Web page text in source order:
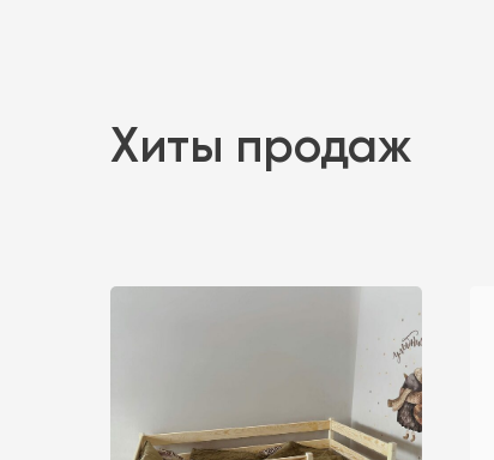
Хиты продаж